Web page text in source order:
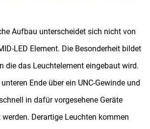
Aufbau unterscheidet sich nicht von
LED Element. Die Besonderheit bildet
die das Leuchtelement eingebaut wird.
Ende über ein UNC-Gewinde und
in dafür vorgesehene Geräte
Derartige Leuchten kommen